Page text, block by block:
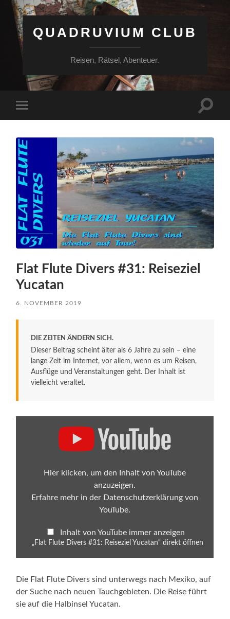
QUADRUVIUM CLUB
Reisen, Rätsel, Abenteuer.
Menü
Flat Flute Divers #31: Reiseziel
Yucatan
6. NOVEMBER 2019
DIE ZEITEN ÄNDERN SICH.
Dieser Beitrag scheint älter als 6 Jahre zu sein – eine
lange Zeit im Internet, vor allem, wenn es um Reisen,
Ausflüge und Veranstaltungen geht. Der Inhalt ist
vielleicht veraltet.
YouTube
Hier klicken, um den Inhalt von YouTube
anzuzeigen.
Erfahre mehr in der Datenschutzerklärung von
YouTube.
Inhalt von YouTube immer anzeigen
„Flat Flute Divers #31: Reiseziel Yucatan“ direkt öffnen
Die Flat Flute Divers sind unterwegs nach Mexiko, auf
der Suche nach neuen Tauchgebieten. Die Reise führt
sie auf die Halbinsel Yucatan.